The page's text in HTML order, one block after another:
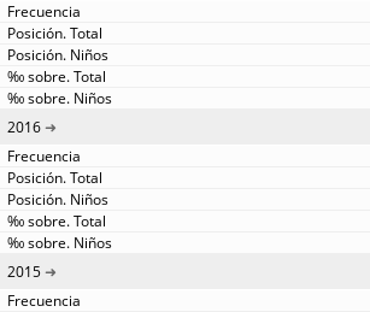
2016
2015